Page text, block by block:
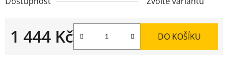
1 444 Kč DO KOŠÍKU